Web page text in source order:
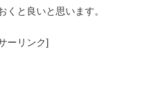
くと良いと思います。
ーリンク]